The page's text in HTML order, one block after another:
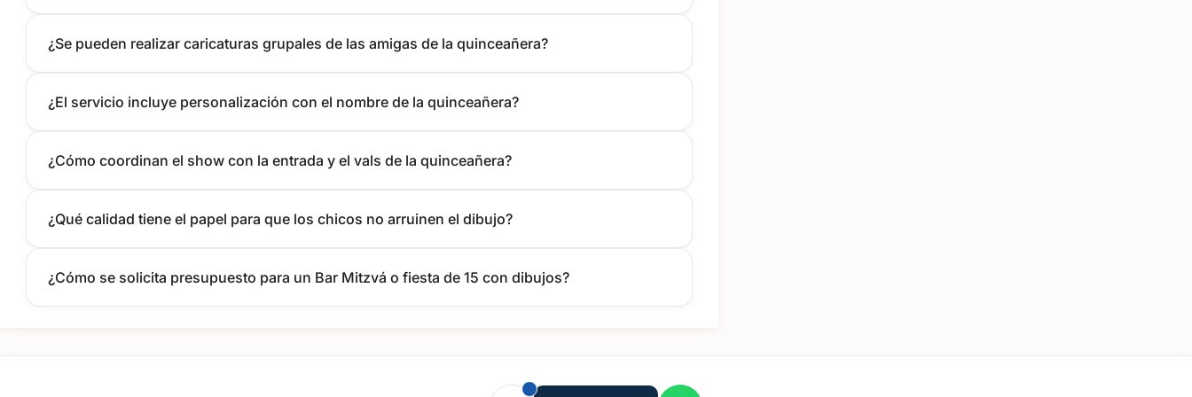
¿Se pueden realizar caricaturas grupales de las amigas de la quinceañera?
¿El servicio incluye personalización con el nombre de la quinceañera?
¿Cómo coordinan el show con la entrada y el vals de la quinceañera?
¿Qué calidad tiene el papel para que los chicos no arruinen el dibujo?
¿Cómo se solicita presupuesto para un Bar Mitzvá o fiesta de 15 con dibujos?